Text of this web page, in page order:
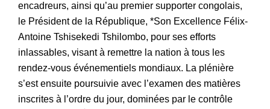
encadreurs, ainsi qu’au premier supporter congolais,
le Président de la République, *Son Excellence Félix-
Antoine Tshisekedi Tshilombo, pour ses efforts
inlassables, visant à remettre la nation à tous les
rendez-vous événementiels mondiaux. La plénière
s’est ensuite poursuivie avec l’examen des matières
inscrites à l’ordre du jour, dominées par le contrôle